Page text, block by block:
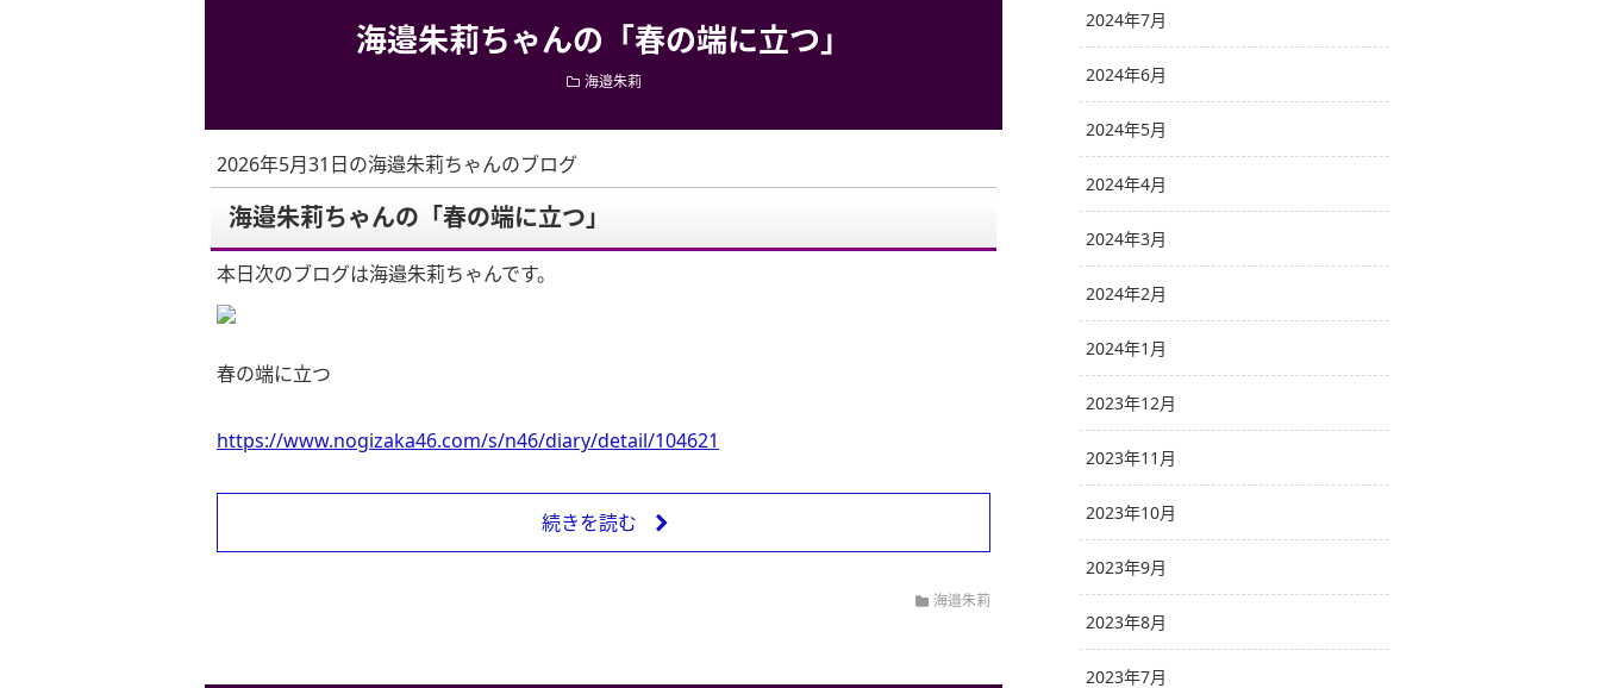
海邉朱莉ちゃんの「春の端に立つ」
海邉朱莉
2026年5月31日の海邉朱莉ちゃんのブログ
海邉朱莉ちゃんの「春の端に立つ」
本日次のブログは海邉朱莉ちゃんです。
春の端に立つ
https://www.nogizaka46.com/s/n46/diary/detail/104621
続きを読む
海邉朱莉
2024年7月
2024年6月
2024年5月
2024年4月
2024年3月
2024年2月
2024年1月
2023年12月
2023年11月
2023年10月
2023年9月
2023年8月
2023年7月